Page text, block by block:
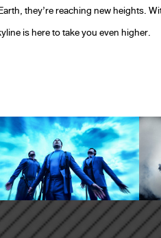
they’re reaching new heights.
is here to take you even higher.